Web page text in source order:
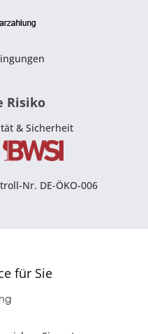
Risiko
& Sicherheit
Nr. DE-ÖKO-006
für Sie